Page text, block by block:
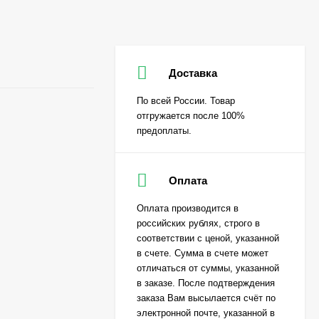
Доставка
По всей России. Товар
отгружается после 100%
предоплаты.
Оплата
Оплата производится в
российских рублях, строго в
соответствии с ценой, указанной
в счете. Сумма в счете может
отличаться от суммы, указанной
в заказе. После подтверждения
заказа Вам высылается счёт по
электронной почте, указанной в